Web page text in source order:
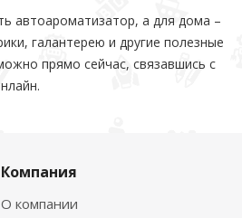
автоароматизатор, а для дома –
галантерею и другие полезные
прямо сейчас, связавшись с
Компания
О компании